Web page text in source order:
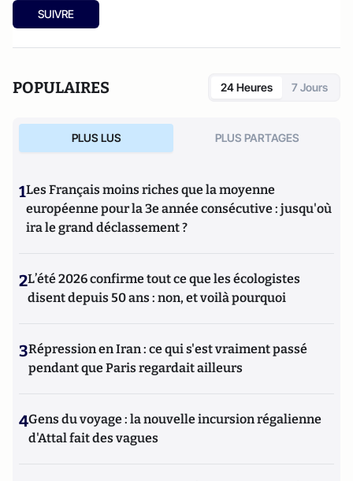
Université en partenariat avec l’INSEAD.
SUIVRE
POPULAIRES 24 Heures 7 Jours
PLUS LUS PLUS PARTAGES
1Les Français moins riches que la moyenne
européenne pour la 3e année consécutive : jusqu'où
ira le grand déclassement ?
2L’été 2026 confirme tout ce que les écologistes
disent depuis 50 ans : non, et voilà pourquoi
3Répression en Iran : ce qui s'est vraiment passé
pendant que Paris regardait ailleurs
4Gens du voyage : la nouvelle incursion régalienne
d'Attal fait des vagues